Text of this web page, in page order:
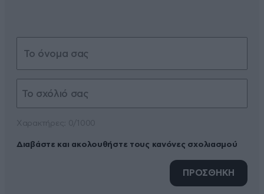
Διαβάστε και ακολουθήστε τους κανόνες σχολιασμού
ΠΡΟΣΘΗΚΗ